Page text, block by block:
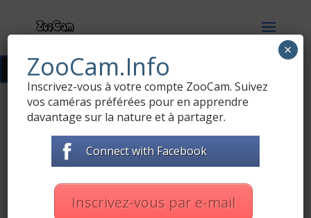
Přidat do ZOO programu 91
ZooCam.Info
Inscrivez-vous à votre compte ZooCam. Suivez
vos caméras préférées pour en apprendre
davantage sur la nature et à partager.
Connect with Facebook
Inscrivez-vous par e-mail
×